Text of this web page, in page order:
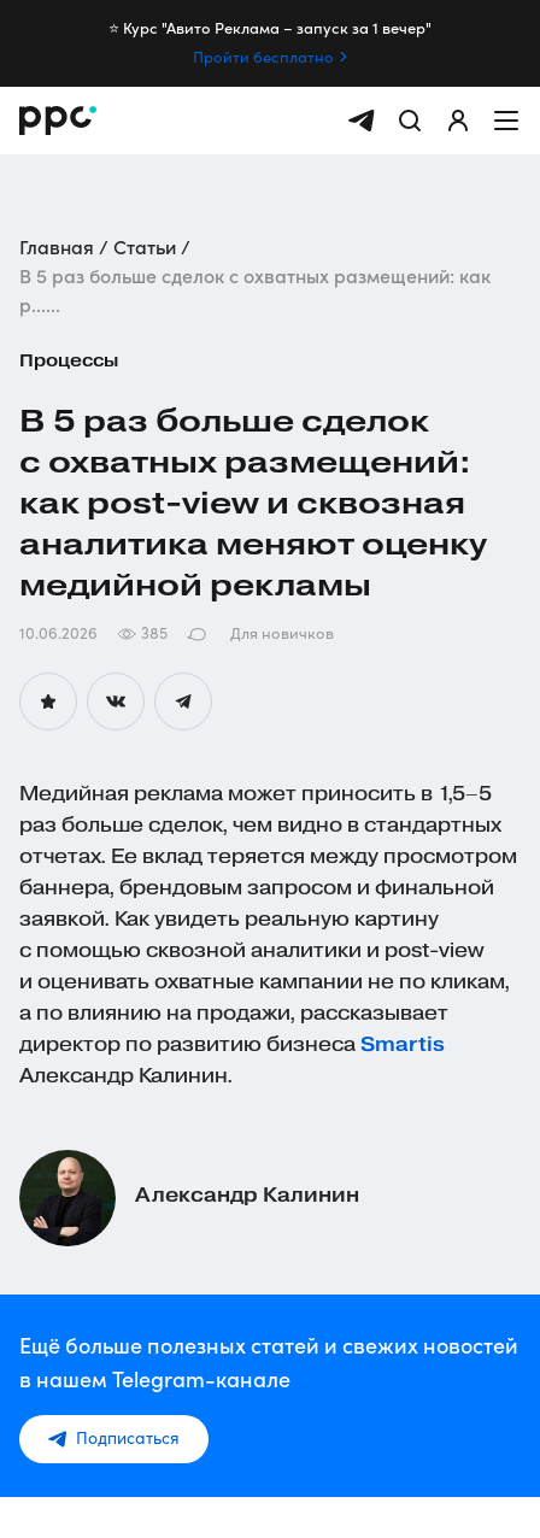
⭐️ Курс "Авито Реклама – запуск за 1 вечер"
Пройти бесплатно
Главная
Статьи
В 5 раз больше сделок с охватных размещений: как
p......
Процессы
В 5 раз больше сделок
с охватных размещений:
как post-view и сквозная
аналитика меняют оценку
медийной рекламы
10.06.2026 385 Для новичков
Медийная реклама может приносить в 1,5–5
раз больше сделок, чем видно в стандартных
отчетах. Ее вклад теряется между просмотром
баннера, брендовым запросом и финальной
заявкой. Как увидеть реальную картину
с помощью сквозной аналитики и post-view
и оценивать охватные кампании не по кликам,
а по влиянию на продажи, рассказывает
директор по развитию бизнеса Smartis
Александр Калинин.
Александр Калинин
Ещё больше полезных статей и свежих новостей
в нашем Telegram-канале
Подписаться